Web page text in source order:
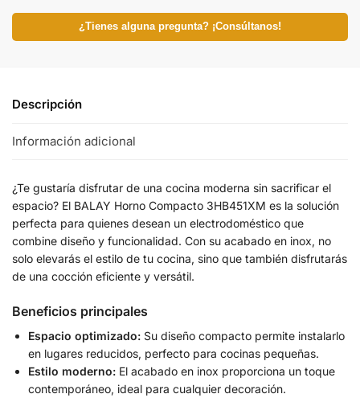
¿Tienes alguna pregunta? ¡Consúltanos!
Descripción
Información adicional
¿Te gustaría disfrutar de una cocina moderna sin sacrificar el
espacio? El BALAY Horno Compacto 3HB451XM es la solución
perfecta para quienes desean un electrodoméstico que
combine diseño y funcionalidad. Con su acabado en inox, no
solo elevarás el estilo de tu cocina, sino que también disfrutarás
de una cocción eficiente y versátil.
Beneficios principales
Espacio optimizado: Su diseño compacto permite instalarlo
en lugares reducidos, perfecto para cocinas pequeñas.
Estilo moderno: El acabado en inox proporciona un toque
contemporáneo, ideal para cualquier decoración.